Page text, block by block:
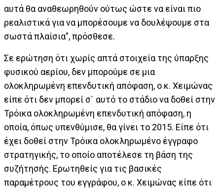
αυτά θα αναθεωρηθούν ούτως ώστε να είναι πιο
ρεαλιστικά για να μπορέσουμε να δουλέψουμε στα
σωστά πλαίσια", πρόσθεσε.
Σε ερώτηση ότι χωρίς απτά στοιχεία της ύπαρξης
φυσικού αερίου, δεν μπορούμε σε μια
ολοκληρωμένη επενδυτική απόφαση, ο κ. Χειμώνας
είπε ότι δεν μπορεί σ` αυτό το στάδιο να δοθεί στην
Τρόικα ολοκληρωμένη επενδυτική απόφαση, η
οποία, όπως υπενθύμισε, θα γίνει το 2015. Είπε ότι
έχει δοθεί στην Τρόικα ολοκληρωμένο έγγραφο
στρατηγικής, το οποίο αποτέλεσε τη βάση της
συζήτησής. Ερωτηθείς για τις βασικές
παραμέτρους του εγγράφου, ο κ. Χειμώνας είπε ότι